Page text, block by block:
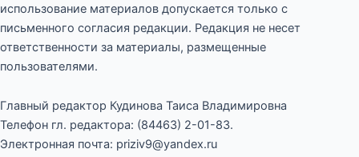
использование материалов допускается только с
письменного согласия редакции. Редакция не несет
ответственности за материалы, размещенные
пользователями.
Главный редактор Кудинова Таиса Владимировна
Телефон гл. редактора: (84463) 2-01-83.
Электронная почта: priziv9@yandex.ru